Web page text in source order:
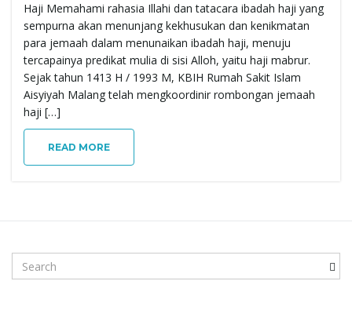
Haji Memahami rahasia Illahi dan tatacara ibadah haji yang
sempurna akan menunjang kekhusukan dan kenikmatan
para jemaah dalam menunaikan ibadah haji, menuju
tercapainya predikat mulia di sisi Alloh, yaitu haji mabrur.
Sejak tahun 1413 H / 1993 M, KBIH Rumah Sakit Islam
Aisyiyah Malang telah mengkoordinir rombongan jemaah
haji […]
READ MORE
e